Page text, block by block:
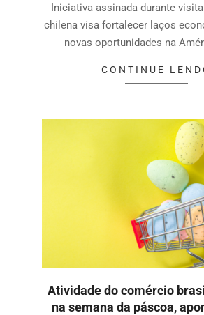
Iniciativa assinada durante
chilena visa fortalecer laços
novas oportunidades na
CONTINUE
Atividade do comércio
na semana da páscoa,